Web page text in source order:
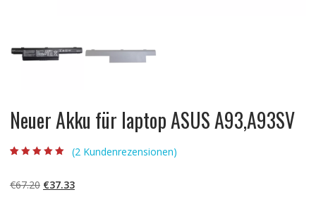
Neuer Akku für laptop ASUS A93,A93SV
basierend auf
Kundenbewertun
(2 Kundenrezensionen)
€67.20 Ursprünglicher
€37.33Aktueller